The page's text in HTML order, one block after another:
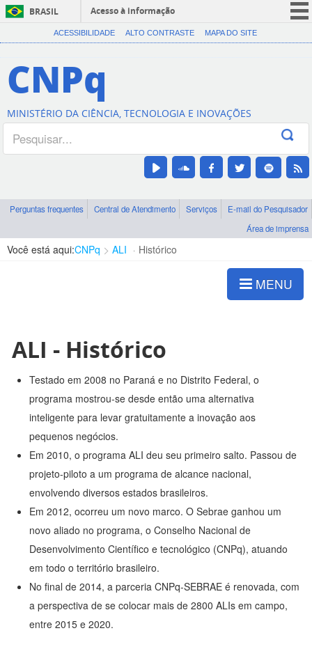
BRASIL
Acesso à informação
CORONAVÍRUS (COVID-19)
Canais
ACESSIBILIDADE ALTO CONTRASTE MAPA DO SITE
CNPq
MINISTÉRIO DA CIÊNCIA, TECNOLOGIA E INOVAÇÕES
Perguntas frequentes Central de Atendimento Serviços
E-mail do Pesquisador
Área de imprensa
Você está aqui:CNPq ALI Histórico
MENU
ALI - Histórico
Testado em 2008 no Paraná e no Distrito Federal, o
programa mostrou-se desde então uma alternativa
inteligente para levar gratuitamente a inovação aos
pequenos negócios.
Em 2010, o programa ALI deu seu primeiro salto. Passou de
projeto-piloto a um programa de alcance nacional,
envolvendo diversos estados brasileiros.
Em 2012, ocorreu um novo marco. O Sebrae ganhou um
novo aliado no programa, o Conselho Nacional de
Desenvolvimento Científico e tecnológico (CNPq), atuando
em todo o território brasileiro.
No final de 2014, a parceria CNPq-SEBRAE é renovada, com
a perspectiva de se colocar mais de 2800 ALIs em campo,
entre 2015 e 2020.